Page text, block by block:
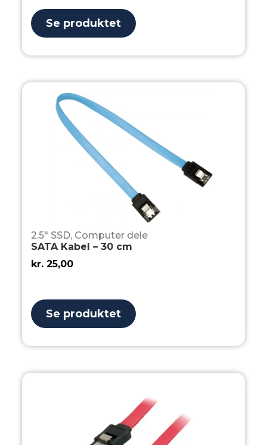
Se produktet
2.5" SSD, Computer dele
SATA Kabel – 30 cm
kr. 25,00
Se produktet